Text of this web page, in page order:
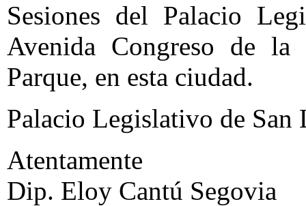
Sesiones del Palacio
Avenida Congreso de
Parque, en esta ciudad.
Palacio Legislativo de San
Atentamente
Dip. Eloy Cantú Segovia